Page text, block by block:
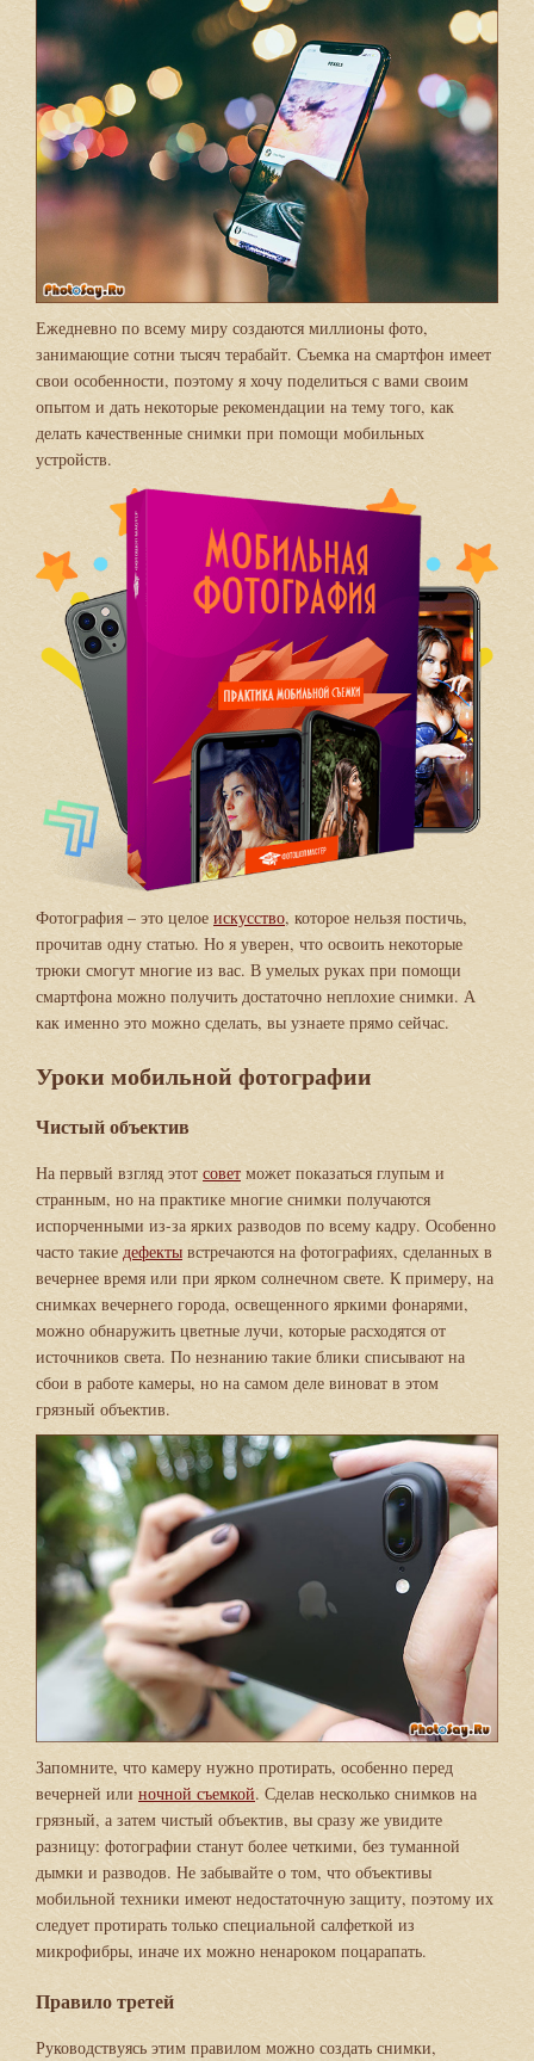
Ежедневно по всему миру создаются миллионы фото,
занимающие сотни тысяч терабайт. Съемка на смартфон имеет
свои особенности, поэтому я хочу поделиться с вами своим
опытом и дать некоторые рекомендации на тему того, как
делать качественные снимки при помощи мобильных
устройств.
Фотография – это целое искусство, которое нельзя постичь,
прочитав одну статью. Но я уверен, что освоить некоторые
трюки смогут многие из вас. В умелых руках при помощи
смартфона можно получить достаточно неплохие снимки. А
как именно это можно сделать, вы узнаете прямо сейчас.
Уроки мобильной фотографии
Чистый объектив
На первый взгляд этот совет может показаться глупым и
странным, но на практике многие снимки получаются
испорченными из-за ярких разводов по всему кадру. Особенно
часто такие дефекты встречаются на фотографиях, сделанных в
вечернее время или при ярком солнечном свете. К примеру, на
снимках вечернего города, освещенного яркими фонарями,
можно обнаружить цветные лучи, которые расходятся от
источников света. По незнанию такие блики списывают на
сбои в работе камеры, но на самом деле виноват в этом
грязный объектив.
Запомните, что камеру нужно протирать, особенно перед
вечерней илиночной съемкой. Сделав несколько снимков на
грязный, а затем чистый объектив, вы сразу же увидите
разницу: фотографии станут более четкими, без туманной
дымки и разводов. Не забывайте о том, что объективы
мобильной техники имеют недостаточную защиту, поэтому их
следует протирать только специальной салфеткой из
микрофибры, иначе их можно ненароком поцарапать.
Правило третей
Руководствуясь этим правилом можно создать снимки,